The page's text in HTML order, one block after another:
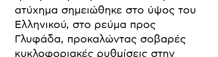
ατύχημα σημειώθηκε στο ύψος του
Ελληνικού, στο ρεύμα προς
Γλυφάδα, προκαλώντας σοβαρές
κυκλοφοριακές ρυθμίσεις στην